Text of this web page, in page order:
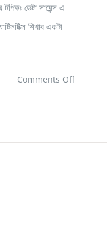
ডেটা সায়েন্স এ
শিখার একটা
Comments Offon